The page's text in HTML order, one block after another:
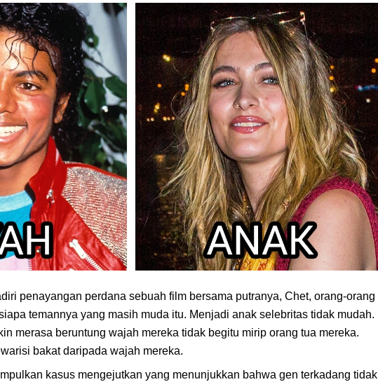
penayangan perdana sebuah film bersama putranya, Chet, orang-orang
temannya yang masih muda itu. Menjadi anak selebritas tidak mudah.
merasa beruntung wajah mereka tidak begitu mirip orang tua mereka.
bakat daripada wajah mereka.
kasus mengejutkan yang menunjukkan bahwa gen terkadang tidak